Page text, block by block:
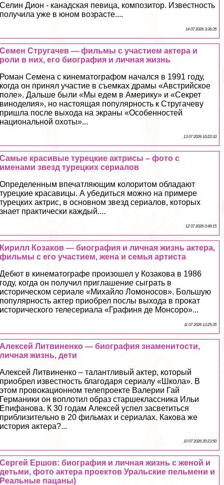
Селин Дион - канадская певица, композитор. Известность
получила уже в юном возрасте....
14 07 2026 3:36:35
Семен Стругачев — фильмы с участием актера и
роли в них, его биография и личная жизнь
Роман Семена с кинематографом начался в 1991 году,
когда он принял участие в съемках драмы «Австрийское
поле». Дальше были «Мы едем в Америку» и «Секрет
виноделия», но настоящая популярность к Стругачеву
пришла после выхода на экраны «Особенностей
национальной охоты»...
13 07 2026 10:22:33
Самые красивые турецкие актрисы – фото с
именами звезд турецких сериалов
Определенным впечатляющим колоритом обладают
турецкие красавицы. А убедиться можно на примере
турецких актрис, в основном звезд сериалов, которых
знает пpaктически каждый....
12 07 2026 0:49:15
Кирилл Козаков — биография и личная жизнь актера,
фильмы с его участием, жена и семья артиста
Дебют в кинематографе произошел у Козакова в 1986
году, когда он получил приглашение сыграть в
историческом сериале «Михайло Ломоносов». Большую
популярность актер приобрел послы выхода в прокат
исторического телесериала «Графиня де Монсоро»...
11 07 2026 13:25:35
Алексей Литвиненко — биография знаменитости,
личная жизнь, дети
Алексей Литвиненко – талантливый актер, который
приобрел известность благодаря сериалу «Школа». В
этом провокационном телепроекте Валерии Гай
Германики он воплотил образ старшеклассника Ильи
Епифанова. К 30 годам Алексей успел засветиться
приблизительно в 20 фильмах и сериалах. Какова же
история актера?...
10 07 2026 20:23:50
Сергeй Ершов: биография и личная жизнь с женой и
детьми, фото актера проектов Уральские пельмени и
Реальные пацаны)